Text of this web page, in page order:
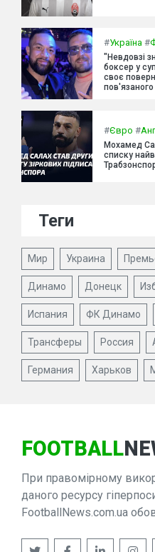
#Україна #
"Невдовзі
боксер у
своє
пов'язаного
#Євро #
Мохамед
списку
Теги
Мир Украина
Динамо Донецк
Испания ФК Динамо
Трансферы Россия
Германия Харьков
FOOTBALL
При правомірному
даного ресурсу
FootballNews.com.ua